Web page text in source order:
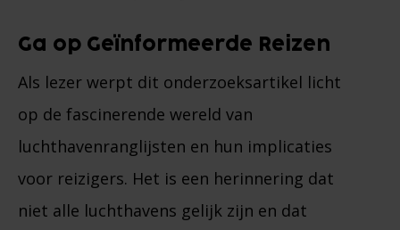
Ga op Geïnformeerde Reizen
Als lezer werpt dit onderzoeksartikel licht
op de fascinerende wereld van
luchthavenranglijsten en hun implicaties
voor reizigers. Het is een herinnering dat
niet alle luchthavens gelijk zijn en dat